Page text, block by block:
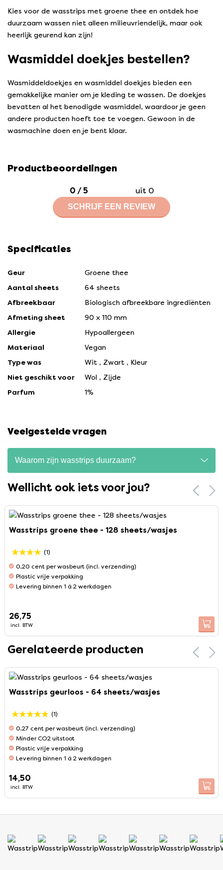
Kies voor de wasstrips met groene thee en ontdek hoe
duurzaam wassen niet alleen milieuvriendelijk, maar ook
heerlijk geurend kan zijn!
Wasmiddel doekjes bestellen?
Wasmiddeldoekjes en wasmiddel doekjes bieden een
gemakkelijke manier om je kleding te wassen. De doekjes
bevatten al het benodigde wasmiddel, waardoor je geen
andere producten hoeft toe te voegen. Gewoon in de
wasmachine doen en je bent klaar.
Productbeoordelingen
0 /5 uit 0
SCHRIJF EEN REVIEW
Specificaties
Geur
Groene thee
Aantal sheets
64 sheets
Afbreekbaar
Biologisch afbreekbare ingrediënten
Afmeting sheet
90 x 110 mm
Allergie
Hypoallergeen
Materiaal
Vegan
Type was
Wit , Zwart , Kleur
Niet geschikt voor
Wol , Zijde
Parfum
1%
Veelgestelde vragen
Waarom zijn wasstrips duurzaam?
Wellicht ook iets voor jou?
Wasstrips groene thee - 128 sheets/wasjes
(1)
0,20 cent per wasbeurt (incl. verzending)
Plastic vrije verpakking
Levering binnen 1 á 2 werkdagen
26,75
incl. BTW
Gerelateerde producten
Wasstrips geurloos - 64 sheets/wasjes
(1)
0,27 cent per wasbeurt (incl. verzending)
Minder CO2 uitstoot
Plastic vrije verpakking
Levering binnen 1 á 2 werkdagen
14,50
incl. BTW